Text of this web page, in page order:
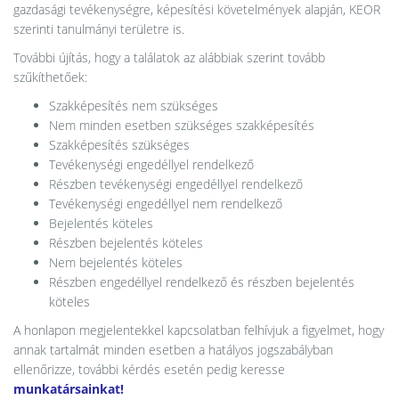
gazdasági tevékenységre, képesítési követelmények alapján, KEOR
szerinti tanulmányi területre is.
További újítás, hogy a találatok az alábbiak szerint tovább
szűkíthetőek:
Szakképesítés nem szükséges
Nem minden esetben szükséges szakképesítés
Szakképesítés szükséges
Tevékenységi engedéllyel rendelkező
Részben tevékenységi engedéllyel rendelkező
Tevékenységi engedéllyel nem rendelkező
Bejelentés köteles
Részben bejelentés köteles
Nem bejelentés köteles
Részben engedéllyel rendelkező és részben bejelentés
köteles
A honlapon megjelentekkel kapcsolatban felhívjuk a figyelmet, hogy
annak tartalmát minden esetben a hatályos jogszabályban
ellenőrizze, további kérdés esetén pedig keresse
munkatársainkat!